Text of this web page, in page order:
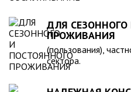
ДЛЯ
ПРОЖИВАНИЯ
(пользования),
сектора.